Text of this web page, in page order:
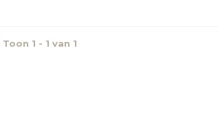
Toon 1 - 1 van 1